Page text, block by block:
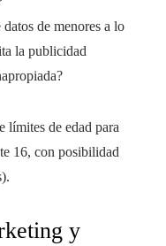
de menores a lo
la publicidad
límites de edad para
16, con posibilidad
y